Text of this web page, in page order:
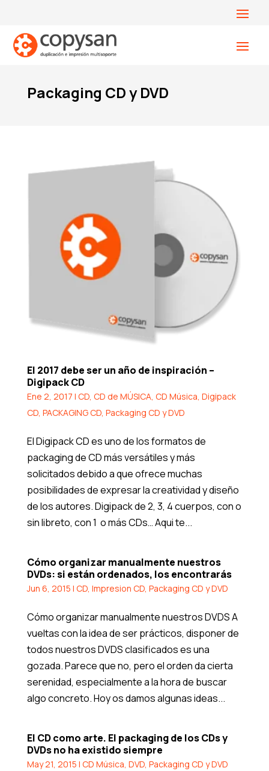
Packaging CD y DVD
El 2017 debe ser un año de inspiración –
Digipack CD
Ene 2, 2017 | CD, CD de MÚSICA, CD Música, Digipack
CD, PACKAGING CD, Packaging CD y DVD
El Digipack CD es uno de los formatos de
packaging de CD más versátiles y más
solicitados debido a que ofrece muchas
posibilidades de expresar la creatividad y diseño
de los autores. Digipack de 2, 3, 4 cuerpos, con o
sin libreto, con 1 o más CDs… Aqui te...
Cómo organizar manualmente nuestros
DVDs: si están ordenados, los encontrarás
Jun 6, 2015 | CD, Impresion CD, Packaging CD y DVD
Cómo organizar manualmente nuestros DVDS A
vueltas con la idea de ser prácticos, disponer de
todos nuestros DVDS clasificados es una
gozada. Parece que no, pero el orden da cierta
serenidad, especialmente a la hora de buscar
algo concreto. Hoy os damos algunas ideas...
El CD como arte. El packaging de los CDs y
DVDs no ha existido siempre
May 21, 2015 | CD Música, DVD, Packaging CD y DVD